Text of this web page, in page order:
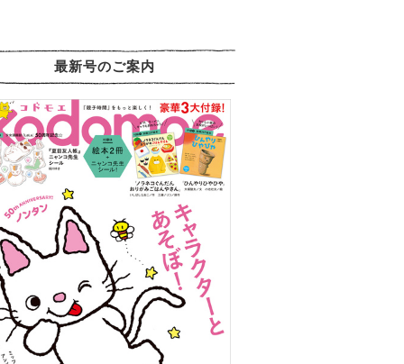
最新号のご案内